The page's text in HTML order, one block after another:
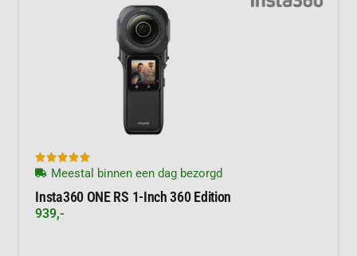

Meestal binnen een dag bezorgd
Insta360 ONE RS 1-Inch 360 Edition
939,-